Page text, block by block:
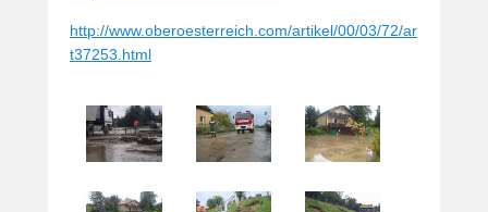
http://www.oberoesterreich.com/artikel/00/03/72/ar
t37253.html